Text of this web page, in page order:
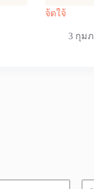
จ้ดใจ้
3 กุม